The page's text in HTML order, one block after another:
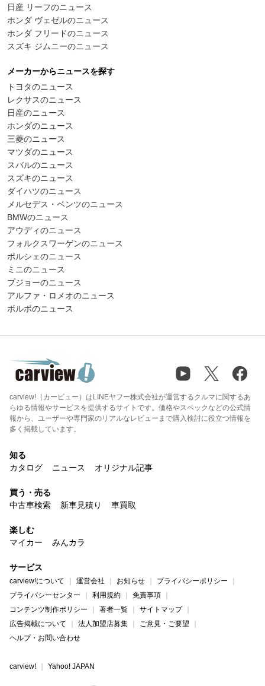
日産 リーフのニュース
ホンダ ヴェゼルのニュース
ホンダ フリードのニュース
スズキ ジムニーのニュース
メーカーからニュースを探す
トヨタのニュース
レクサスのニュース
日産のニュース
ホンダのニュース
三菱のニュース
マツダのニュース
スバルのニュース
スズキのニュース
ダイハツのニュース
メルセデス・ベンツのニュース
BMWのニュース
アウディのニュース
フォルクスワーゲンのニュース
ポルシェのニュース
ミニのニュース
プジョーのニュース
アルファ・ロメオのニュース
ボルボのニュース
carview!（カービュー）はLINEヤフー株式会社が運営するクルマに関するあ
らゆる情報やサービスを提供するサイトです。価格やスペックなどの公式情
報から、ユーザーや専門家のリアルなレビューまで購入検討に役立つ情報を
多く掲載しています。
知る
カタログ
ニュース オリジナル記事
買う・売る
中古車検索
新車見積り 車買取
楽しむ
マイカー
みんカラ
サービス
carview!について 運営会社 お知らせ
プライバシーポリシー
プライバシーセンター
利用規約
免責事項
コンテンツ制作ポリシー
著者一覧
サイトマップ
広告掲載について
法人加盟店募集
ご意見・ご要望
ヘルプ・お問い合わせ
carview! Yahoo! JAPAN